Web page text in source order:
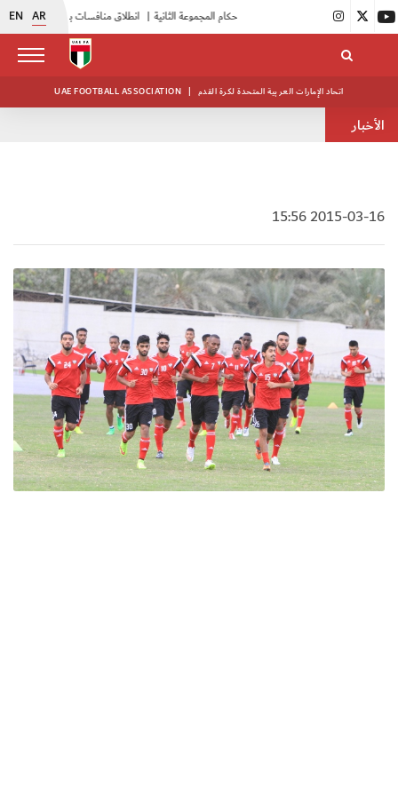
EN AR انطلاق منافسات بطولة النخبة لحرس الرئاسة | بدء فعاليات معسكر حكام المجموعة الثانية
UAE FOOTBALL ASSOCIATION | اتحاد الإمارات العربية المتحدة لكرة القدم
الأخبار
2015-03-16 15:56